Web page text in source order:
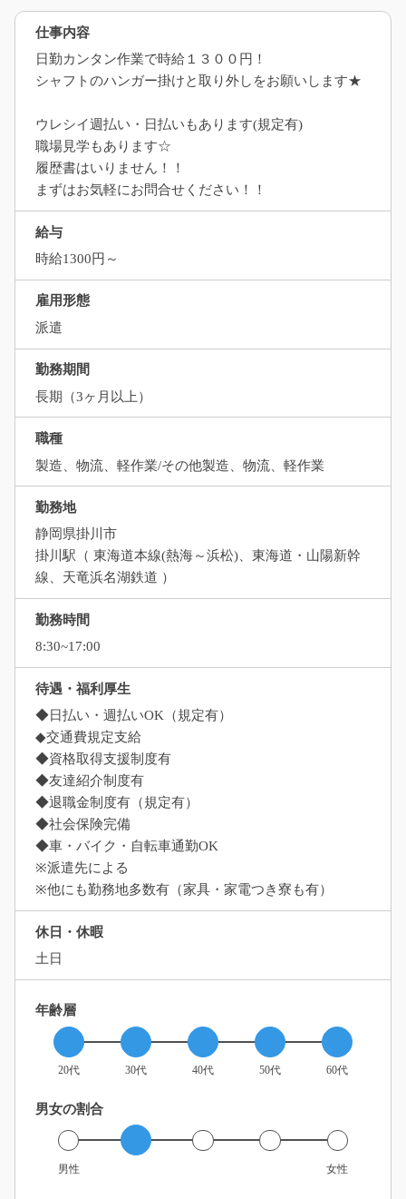
仕事内容
日勤カンタン作業で時給１３００円！
シャフトのハンガー掛けと取り外しをお願いします★
ウレシイ週払い・日払いもあります(規定有)
職場見学もあります☆
履歴書はいりません！！
まずはお気軽にお問合せください！！
給与
時給1300円～
雇用形態
派遣
勤務期間
長期（3ヶ月以上）
職種
製造、物流、軽作業/その他製造、物流、軽作業
勤務地
静岡県掛川市
掛川駅（ 東海道本線(熱海～浜松)、東海道・山陽新幹
線、天竜浜名湖鉄道 ）
勤務時間
8:30~17:00
待遇・福利厚生
◆日払い・週払いOK（規定有）
◆交通費規定支給
◆資格取得支援制度有
◆友達紹介制度有
◆退職金制度有（規定有）
◆社会保険完備
◆車・バイク・自転車通勤OK
※派遣先による
※他にも勤務地多数有（家具・家電つき寮も有）
休日・休暇
土日
年齢層
20代 30代 40代 50代 60代
男女の割合
男性 女性